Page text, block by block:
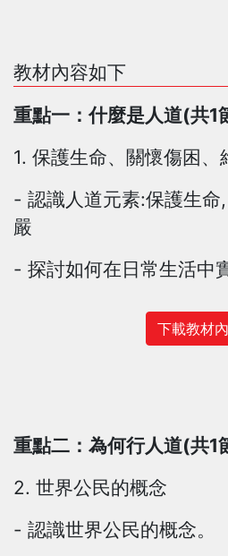
教材內容如下
重點一：什麼是人道(共1
1. 保護生命、關懷傷困、
- 認識人道元素:保護生命
嚴
- 探討如何在日常生活中
下載教材
重點二：為何行人道(共1
2. 世界公民的概念
- 認識世界公民的概念。